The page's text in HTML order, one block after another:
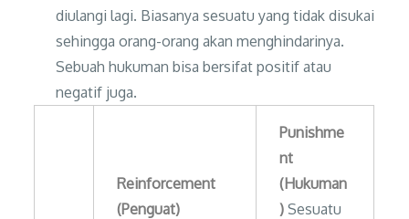
diulangi lagi. Biasanya sesuatu yang tidak disukai
sehingga orang-orang akan menghindarinya.
Sebuah hukuman bisa bersifat positif atau
negatif juga.
Reinforcement
(Penguat)
Punishme
nt
(Hukuman
) Sesuatu